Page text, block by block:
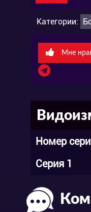
Категории:
Мне
Номер
Серия 1